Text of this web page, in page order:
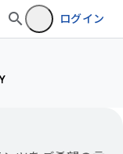
ログイン